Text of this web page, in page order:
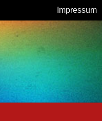
Impressum